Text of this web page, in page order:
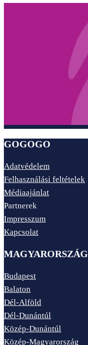
GOGOGO
Adatvédelem
Felhasználási feltételek
Médiaajánlat
Partnerek
Impresszum
Kapcsolat
MAGYARORSZÁG
Budapest
Balaton
Dél-Alföld
Dél-Dunántúl
Közép-Dunántúl
Közép-Magyarország